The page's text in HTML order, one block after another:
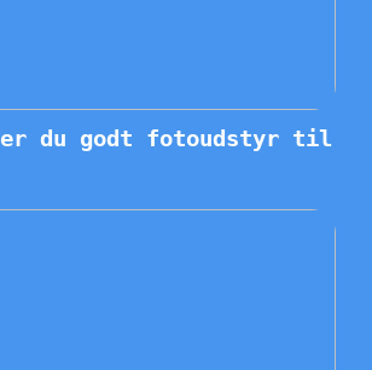
du godt fotoudstyr til